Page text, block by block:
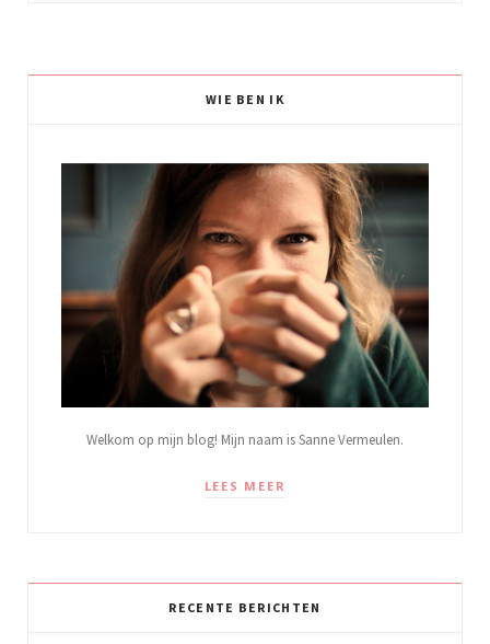
WIE BEN IK
Welkom op mijn blog! Mijn naam is Sanne Vermeulen.
LEES MEER
RECENTE BERICHTEN